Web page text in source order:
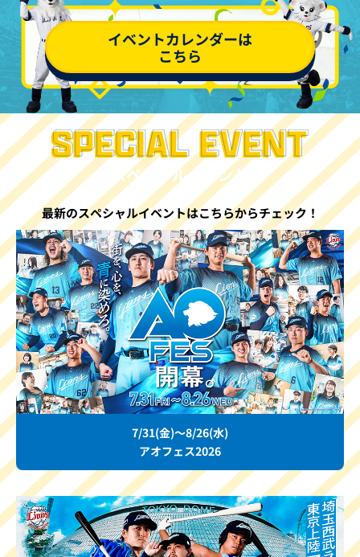
イベントカレンダーは
こちら
スペシャルイベント
最新のスペシャルイベントはこちらからチェック！
7/31(金)～8/26(水)
アオフェス2026